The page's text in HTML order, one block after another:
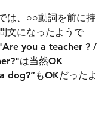
は、○○動詞を前に持
文になったようで
you a teacher ? /
は当然OK
dog?”もOKだったよ